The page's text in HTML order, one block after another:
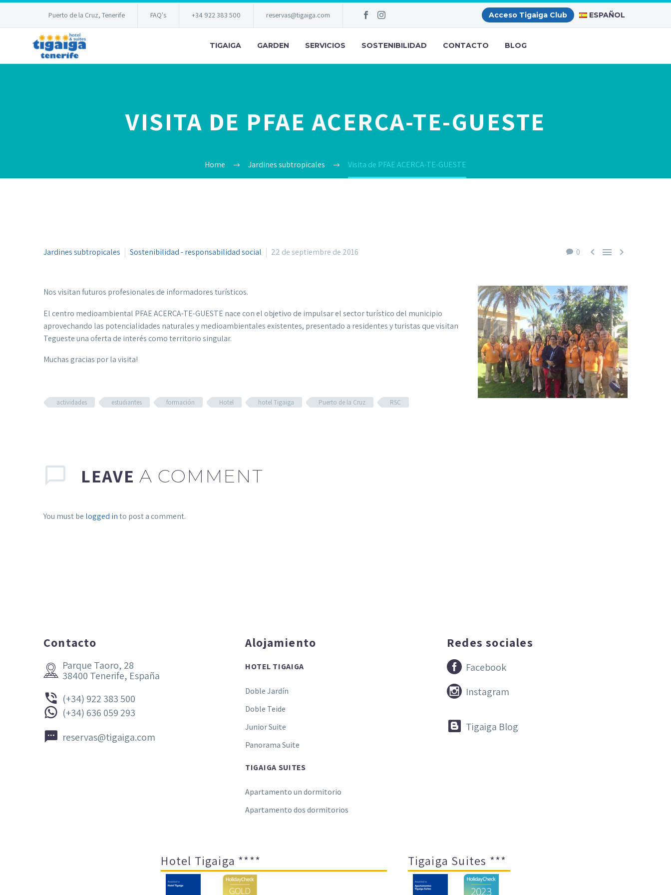
Puerto de la Cruz, Tenerife FAQ's +34 922 383 500 reservas@tigaiga.com Acceso Tigaiga Club ESPAÑOL
TIGAIGA GARDEN SERVICIOS SOSTENIBILIDAD CONTACTO BLOG
VISITA DE PFAE ACERCA-TE-GUESTE
Home Jardines subtropicales Visita de PFAE ACERCA-TE-GUESTE
0   
Jardines subtropicales Sostenibilidad - responsabilidad social 22 de septiembre de 2016
Nos visitan futuros profesionales de informadores turísticos.
El centro medioambiental PFAE ACERCA-TE-GUESTE nace con el objetivo de impulsar el sector turístico del municipio
aprovechando las potencialidades naturales y medioambientales existentes, presentado a residentes y turistas que visitan
Tegueste una oferta de interés como territorio singular.
Muchas gracias por la visita!
actividades estudiantes formación Hotel hotel Tigaiga Puerto de la Cruz RSC
LEAVE A COMMENT
You must be logged into post a comment.
Contacto

 Parque Taoro, 28
38400 Tenerife, España

 (+34) 922 383 500

 (+34) 636 059 293

 reservas@tigaiga.com
Alojamiento
HOTEL TIGAIGA
Doble Jardín
Doble Teide
Junior Suite
Panorama Suite
TIGAIGA SUITES
Apartamento un dormitorio
Apartamento dos dormitorios
Redes sociales

 Facebook

 Instagram

 Tigaiga Blog
Hotel Tigaiga **** Tigaiga Suites ***